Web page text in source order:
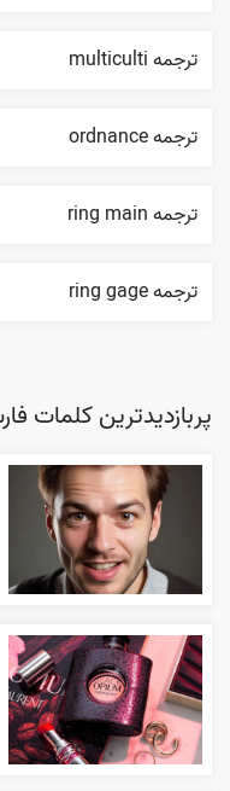
ترجمه multiculti
ترجمه ordnance
ترجمه ring main
ترجمه ring gage
پربازدیدترین کلمات